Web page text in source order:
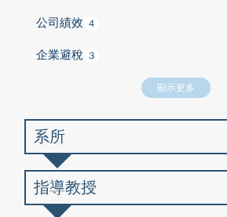
公司績效 4
企業避稅 3
顯示更多
系所
指導教授